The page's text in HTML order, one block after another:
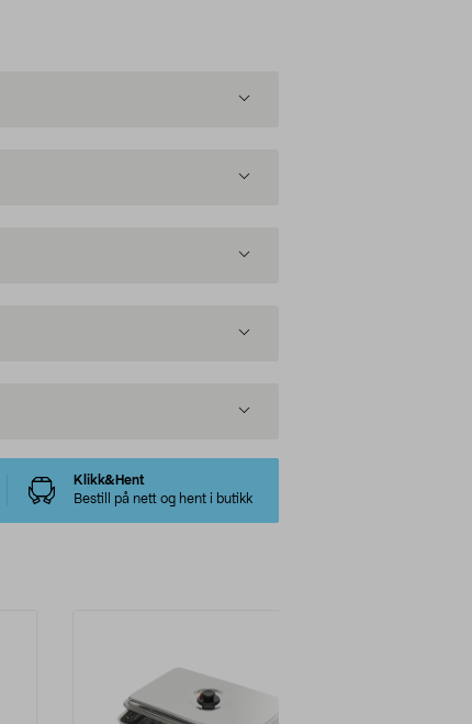
Klikk&Hent
Bestill på nett og hent i butikk